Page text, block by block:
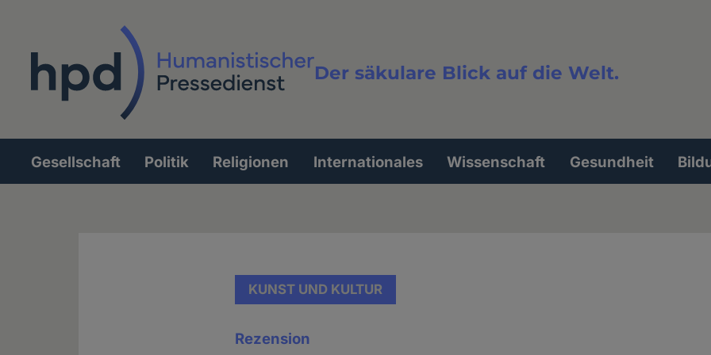
Der säkulare Blick auf die Welt.
Volltextsuche
Hauptnavigation
Gesellschaft Politik Religionen Internationales Wissenschaft Gesundheit
KUNST UND KULTUR
Rezension